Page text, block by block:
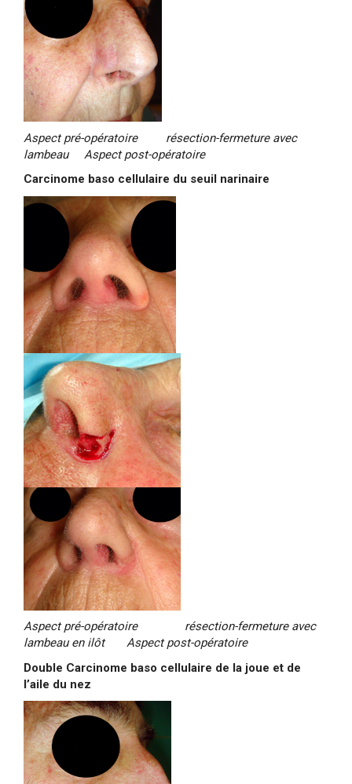
Aspect pré-opératoire résection-fermeture avec
lambeau Aspect post-opératoire
Carcinome baso cellulaire du seuil narinaire
Aspect pré-opératoire résection-fermeture avec
lambeau en ilôt Aspect post-opératoire
Double Carcinome baso cellulaire de la joue et de
l’aile du nez